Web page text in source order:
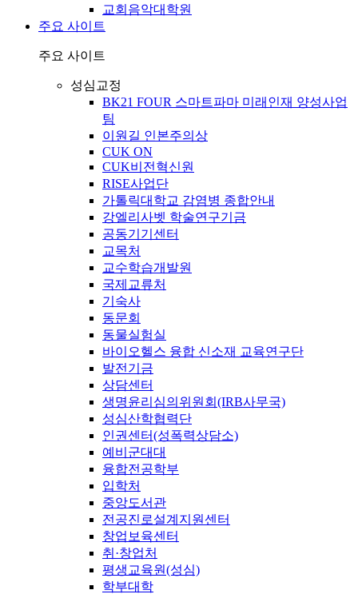
교회음악대학원
주요 사이트
주요 사이트
성심교정
BK21 FOUR 스마트파마 미래인재 양성사업
팀
이원길 인본주의상
CUK ON
CUK비전혁신원
RISE사업단
가톨릭대학교 감염병 종합안내
강엘리사벳 학술연구기금
공동기기센터
교목처
교수학습개발원
국제교류처
기숙사
동문회
동물실험실
바이오헬스 융합 신소재 교육연구단
발전기금
상담센터
생명윤리심의위원회(IRB사무국)
성심산학협력단
인권센터(성폭력상담소)
예비군대대
융합전공학부
입학처
중앙도서관
전공진로설계지원센터
창업보육센터
취·창업처
평생교육원(성심)
학부대학